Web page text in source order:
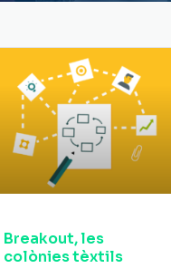
Breakout, les
colònies tèxtils